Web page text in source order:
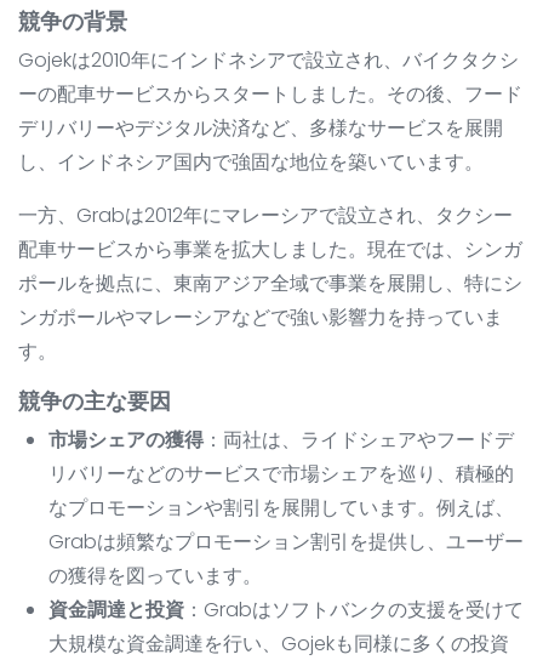
競争の背景
Gojekは2010年にインドネシアで設立され、バイクタクシ
ーの配車サービスからスタートしました。その後、フード
デリバリーやデジタル決済など、多様なサービスを展開
し、インドネシア国内で強固な地位を築いています。
一方、Grabは2012年にマレーシアで設立され、タクシー
配車サービスから事業を拡大しました。現在では、シンガ
ポールを拠点に、東南アジア全域で事業を展開し、特にシ
ンガポールやマレーシアなどで強い影響力を持っていま
す。
競争の主な要因
市場シェアの獲得 ：両社は、ライドシェアやフードデ
リバリーなどのサービスで市場シェアを巡り、積極的
なプロモーションや割引を展開しています。例えば、
Grabは頻繁なプロモーション割引を提供し、ユーザー
の獲得を図っています。
資金調達と投資 ：Grabはソフトバンクの支援を受けて
大規模な資金調達を行い、Gojekも同様に多くの投資